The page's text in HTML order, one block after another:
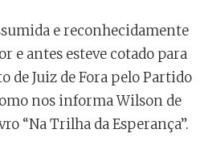
e reconhecidamente
e antes esteve cotado para
de Juiz de Fora pelo Partido
nos informa Wilson de
“Na Trilha da Esperança”.